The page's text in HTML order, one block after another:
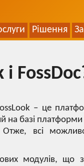
Рішення
– це
на базі
всі
модулів, що